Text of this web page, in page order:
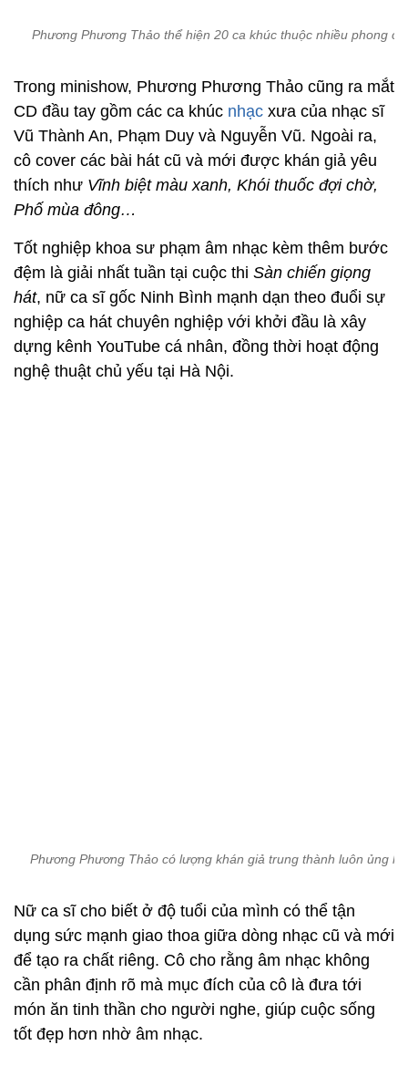
Phương Phương Thảo thể hiện 20 ca khúc thuộc nhiều phong
Trong minishow, Phương Phương Thảo cũng ra mắt
CD đầu tay gồm các ca khúc nhạc xưa của nhạc sĩ
Vũ Thành An, Phạm Duy và Nguyễn Vũ. Ngoài ra,
cô cover các bài hát cũ và mới được khán giả yêu
thích như Vĩnh biệt màu xanh, Khói thuốc đợi chờ,
Phố mùa đông…
Tốt nghiệp khoa sư phạm âm nhạc kèm thêm bước
đệm là giải nhất tuần tại cuộc thi Sàn chiến giọng
hát, nữ ca sĩ gốc Ninh Bình mạnh dạn theo đuổi sự
nghiệp ca hát chuyên nghiệp với khởi đầu là xây
dựng kênh YouTube cá nhân, đồng thời hoạt động
nghệ thuật chủ yếu tại Hà Nội.
Phương Phương Thảo có lượng khán giả trung thành luôn ủng
Nữ ca sĩ cho biết ở độ tuổi của mình có thể tận
dụng sức mạnh giao thoa giữa dòng nhạc cũ và mới
để tạo ra chất riêng. Cô cho rằng âm nhạc không
cần phân định rõ mà mục đích của cô là đưa tới
món ăn tinh thần cho người nghe, giúp cuộc sống
tốt đẹp hơn nhờ âm nhạc.